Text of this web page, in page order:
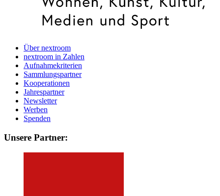
Über nextroom
nextroom in Zahlen
Aufnahmekriterien
Sammlungspartner
Kooperationen
Jahrespartner
Newsletter
Werben
Spenden
Unsere Partner: